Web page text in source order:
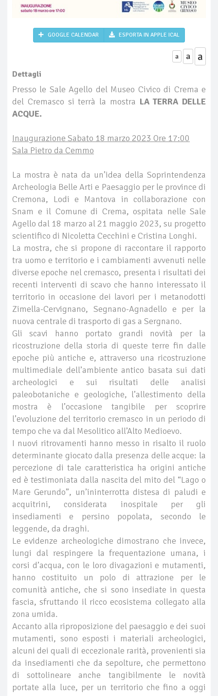
GOOGLE CALENDAR ESPORTA IN APPLE ICAL
a a a
Dettagli
Presso le Sale Agello del Museo Civico di Crema e
del Cremasco si terrà la mostra LA TERRA DELLE
ACQUE.
Inaugurazione Sabato 18 marzo 2023 Ore 17:00
Sala Pietro da Cemmo
La mostra è nata da un’idea della Soprintendenza
Archeologia Belle Arti e Paesaggio per le province di
Cremona, Lodi e Mantova in collaborazione con
Snam e il Comune di Crema, ospitata nelle Sale
Agello dal 18 marzo al 21 maggio 2023, su progetto
scientifico di Nicoletta Cecchini e Cristina Longhi.
La mostra, che si propone di raccontare il rapporto
tra uomo e territorio e i cambiamenti avvenuti nelle
diverse epoche nel cremasco, presenta i risultati dei
recenti interventi di scavo che hanno interessato il
territorio in occasione dei lavori per i metanodotti
Zimella-Cervignano, Segnano-Agnadello e per la
nuova centrale di trasporto di gas a Sergnano.
Gli scavi hanno portato grandi novità per la
ricostruzione della storia di queste terre fin dalle
epoche più antiche e, attraverso una ricostruzione
multimediale dell’ambiente antico basata sui dati
archeologici e sui risultati delle analisi
paleobotaniche e geologiche, l’allestimento della
mostra è l’occasione tangibile per scoprire
l’evoluzione del territorio cremasco in un periodo di
tempo che va dal Mesolitico all’Alto Medioevo.
I nuovi ritrovamenti hanno messo in risalto il ruolo
determinante giocato dalla presenza delle acque: la
percezione di tale caratteristica ha origini antiche
ed è testimoniata dalla nascita del mito del “Lago o
Mare Gerundo”, un’ininterrotta distesa di paludi e
acquitrini, considerata inospitale per gli
insediamenti e persino popolata, secondo le
leggende, da draghi.
Le evidenze archeologiche dimostrano che invece,
lungi dal respingere la frequentazione umana, i
corsi d’acqua, con le loro divagazioni e mutamenti,
hanno costituito un polo di attrazione per le
comunità antiche, che si sono insediate in questa
fascia, sfruttando il ricco ecosistema collegato alla
zona umida.
Accanto alla riproposizione del paesaggio e dei suoi
mutamenti, sono esposti i materiali archeologici,
alcuni dei quali di eccezionale rarità, provenienti sia
da insediamenti che da sepolture, che permettono
di sottolineare anche tangibilmente le novità
portate alla luce, per un territorio che fino a oggi